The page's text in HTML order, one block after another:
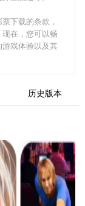
下载的条款，
在，您可以畅
戏体验以及其
历史版本